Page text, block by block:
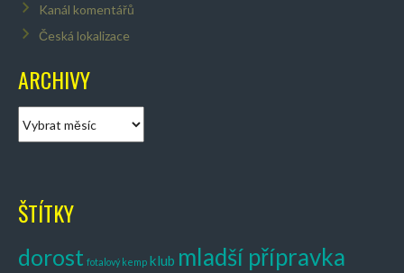
Kanál komentářů
Česká lokalizace
ARCHIVY
v
ŠTÍTKY
dorost fotalový kemp klub mladší přípravka